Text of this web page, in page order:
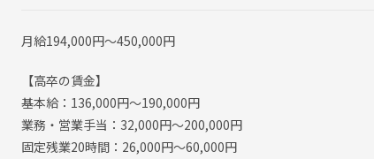
月給194,000円〜450,000円
【高卒の賃金】
基本給：136,000円～190,000円
業務・営業手当：32,000円～200,000円
固定残業20時間：26,000円～60,000円